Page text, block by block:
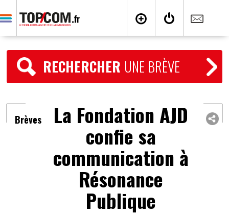
RECHERCHER UNE BRÈVE
Brèves La Fondation AJD
confie sa
communication à
Résonance
Publique